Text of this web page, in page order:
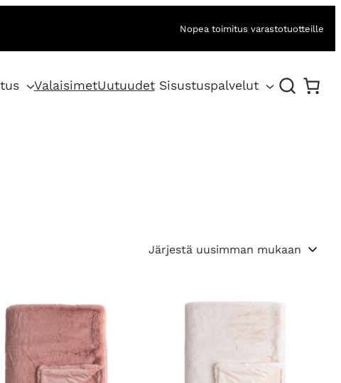
Nopea toimitus varastotuotteille
ValaisimetUutuudet Sisustuspalvelut